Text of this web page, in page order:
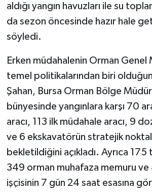
aldığı yangın havuzları ile su
da sezon öncesinde hazır hale
söyledi.
Erken müdahalenin Orman Genel
temel politikalarından biri
Şahan, Bursa Orman Bölge
bünyesinde yangınlara karşı 70
aracı, 113 ilk müdahale aracı, 9
ve 6 ekskavatörün stratejik
bekletildiğini açıkladı. Ayrıca
349 orman muhafaza memuru ve
işçisinin 7 gün 24 saat esasına